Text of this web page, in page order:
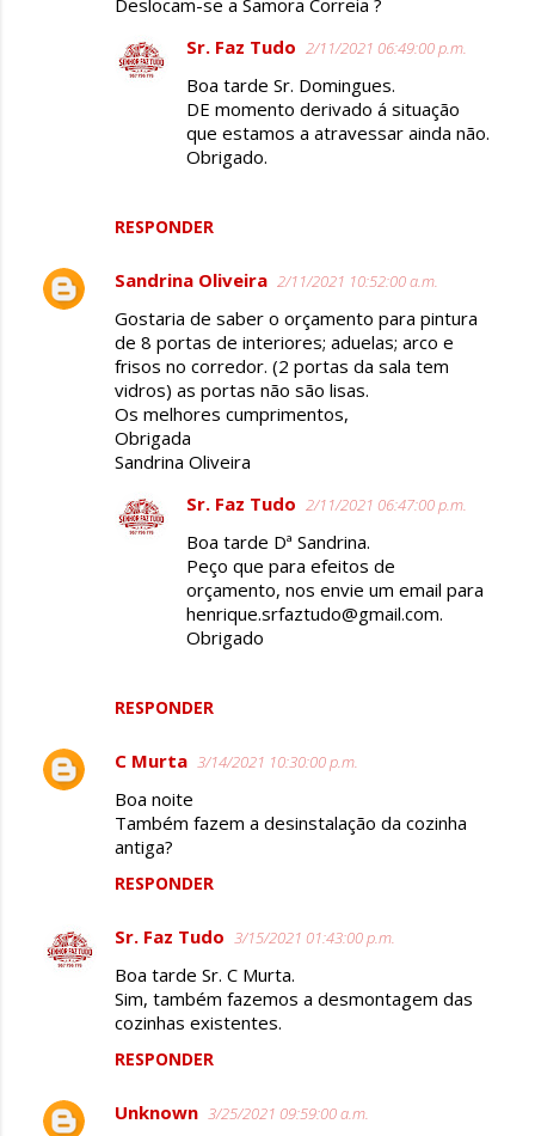
RESPONDER
Sr. Faz Tudo 2/11/2021 06:49:00 p.m.
Boa tarde Sr. Domingues.
DE momento derivado á situação
que estamos a atravessar ainda não.
Obrigado.
Sandrina Oliveira 2/11/2021 10:52:00 a.m.
Gostaria de saber o orçamento para pintura
de 8 portas de interiores; aduelas; arco e
frisos no corredor. (2 portas da sala tem
vidros) as portas não são lisas.
Os melhores cumprimentos,
Obrigada
Sandrina Oliveira
RESPONDER
Sr. Faz Tudo 2/11/2021 06:47:00 p.m.
Boa tarde Dª Sandrina.
Peço que para efeitos de
orçamento, nos envie um email para
henrique.srfaztudo@gmail.com.
Obrigado
C Murta 3/14/2021 10:30:00 p.m.
Boa noite
Também fazem a desinstalação da cozinha
antiga?
RESPONDER
Sr. Faz Tudo 3/15/2021 01:43:00 p.m.
Boa tarde Sr. C Murta.
Sim, também fazemos a desmontagem das
cozinhas existentes.
RESPONDER
Unknown 3/25/2021 09:59:00 a.m.